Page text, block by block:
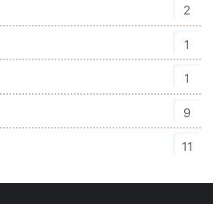
2
1
1
9
11